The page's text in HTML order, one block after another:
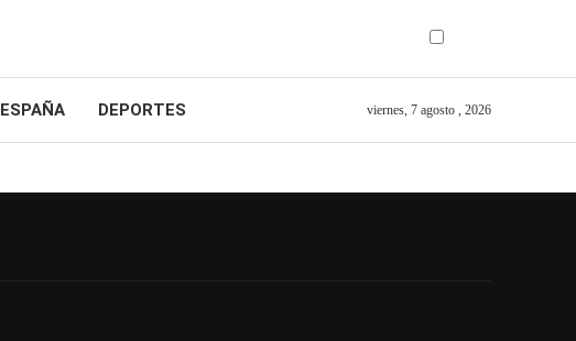
ESPAÑA DEPORTES viernes, 7 agosto , 2026